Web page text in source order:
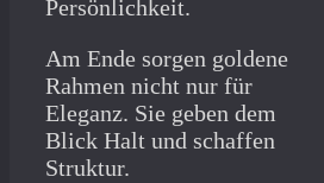
Persönlichkeit.
Am Ende sorgen goldene
Rahmen nicht nur für
Eleganz. Sie geben dem
Blick Halt und schaffen
Struktur.